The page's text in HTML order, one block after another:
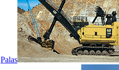
Palas